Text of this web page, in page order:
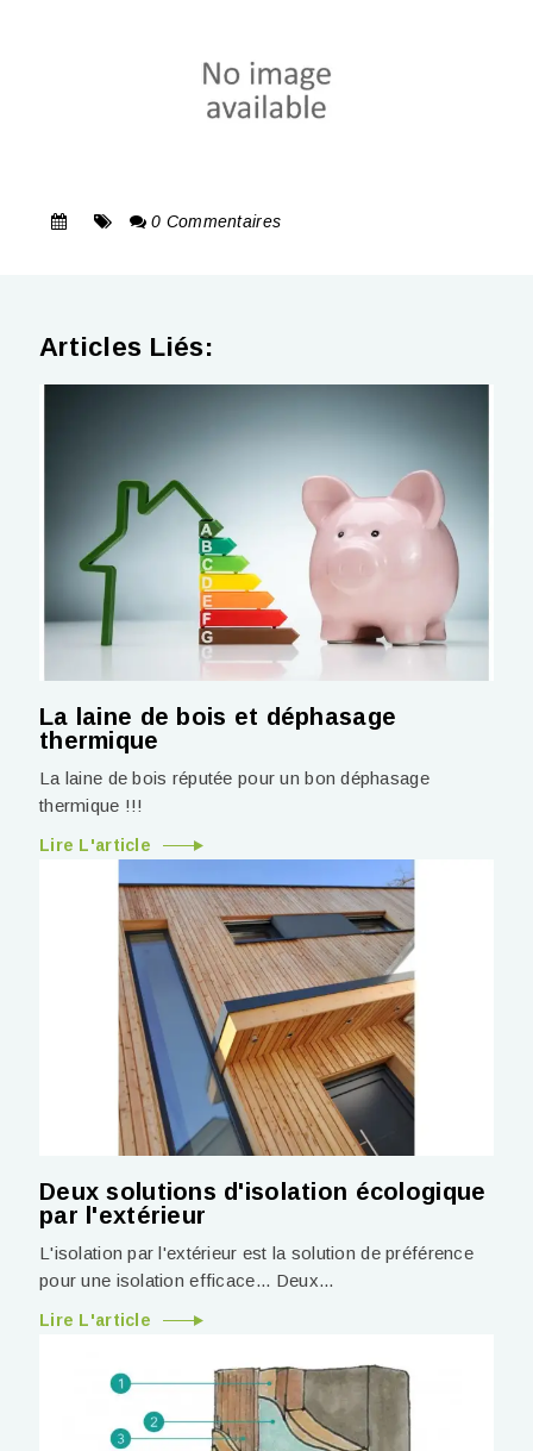
0 Commentaires
Articles Liés:
La laine de bois et déphasage
thermique
La laine de bois réputée pour un bon déphasage
thermique !!!
Lire L'article
Deux solutions d'isolation écologique
par l'extérieur
L'isolation par l'extérieur est la solution de préférence
pour une isolation efficace... Deux...
Lire L'article